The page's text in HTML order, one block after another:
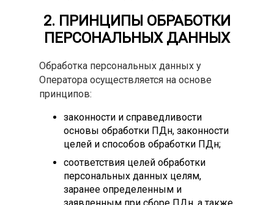
2. ПРИНЦИПЫ ОБРАБОТКИ
ПЕРСОНАЛЬНЫХ ДАННЫХ
Обработка персональных данных у
Оператора осуществляется на основе
принципов:
законности и справедливости
основы обработки ПДн, законности
целей и способов обработки ПДн;
соответствия целей обработки
персональных данных целям,
заранее определенным и
заявленным при сборе ПДн, а также